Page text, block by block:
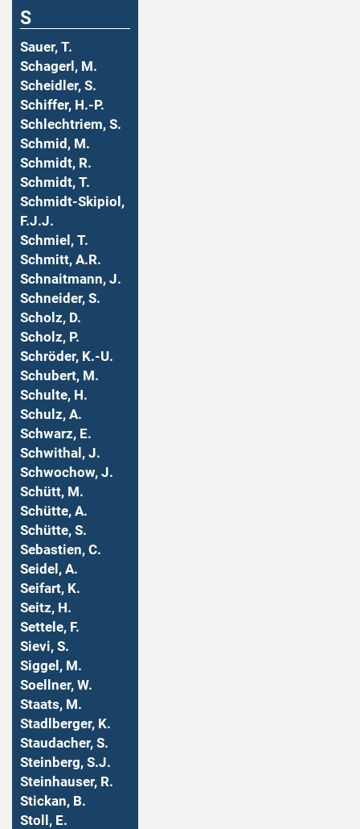
S
Sauer, T.
Schagerl, M.
Scheidler, S.
Schiffer, H.-P.
Schlechtriem, S.
Schmid, M.
Schmidt, R.
Schmidt, T.
Schmidt-Skipiol,
F.J.J.
Schmiel, T.
Schmitt, A.R.
Schnaitmann, J.
Schneider, S.
Scholz, D.
Scholz, P.
Schröder, K.-U.
Schubert, M.
Schulte, H.
Schulz, A.
Schwarz, E.
Schwithal, J.
Schwochow, J.
Schütt, M.
Schütte, A.
Schütte, S.
Sebastien, C.
Seidel, A.
Seifart, K.
Seitz, H.
Settele, F.
Sievi, S.
Siggel, M.
Soellner, W.
Staats, M.
Stadlberger, K.
Staudacher, S.
Steinberg, S.J.
Steinhauser, R.
Stickan, B.
Stoll, E.